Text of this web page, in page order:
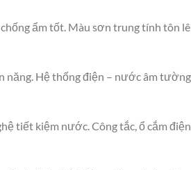
ẩm tốt. Màu sơn trung tính tôn
năng. Hệ thống điện – nước âm tường
tiết kiệm nước. Công tắc, ổ cắm điện